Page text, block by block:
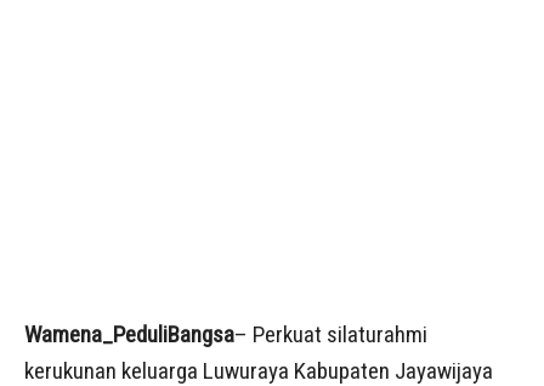
Wamena_PeduliBangsa– Perkuat silaturahmi
kerukunan keluarga Luwuraya Kabupaten Jayawijaya